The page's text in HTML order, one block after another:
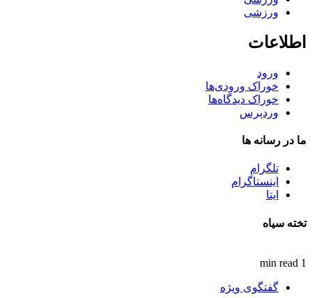
ورزشی
اطلاعات
ورود
خوراک ورودی‌ها
خوراک دیدگاه‌ها
وردپرس
ما در رسانه ها
تلگرام
اینستاگرام
ایتا
تخته سیاه
1 min read
گفتگوی ویژه